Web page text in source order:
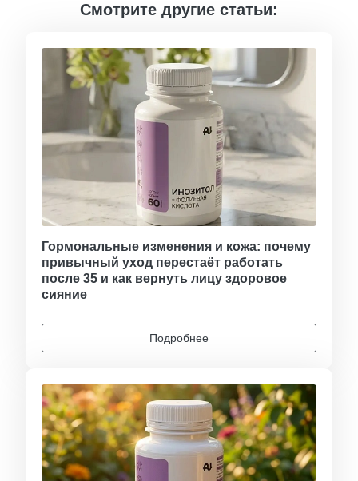
Смотрите другие статьи:
Гормональные изменения и кожа: почему
привычный уход перестаёт работать
после 35 и как вернуть лицу здоровое
сияние
Подробнее